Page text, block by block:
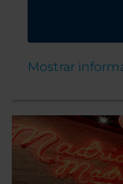
los mejores
en Europa, y
Madrid,
Mostrar